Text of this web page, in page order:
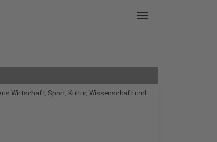
menu
Wirtschaft, Sport, Kultur, Wissenschaft und